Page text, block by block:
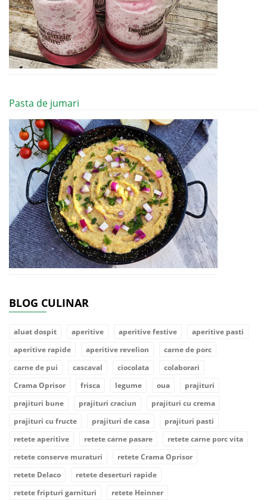
Pasta de jumari
BLOG CULINAR
aluat dospit aperitive aperitive festive
aperitive pasti
aperitive rapide
aperitive revelion
carne de porc
carne de pui
cascaval ciocolata
colaborari
Crama Oprisor
frisca legume oua
prajituri
prajituri bune
prajituri craciun
prajituri cu crema
prajituri cu fructe
prajituri de casa
prajituri pasti
retete aperitive
retete carne pasare
retete carne porc vita
retete conserve muraturi
retete Crama Oprisor
retete Delaco
retete deserturi rapide
retete fripturi garnituri
retete Heinner